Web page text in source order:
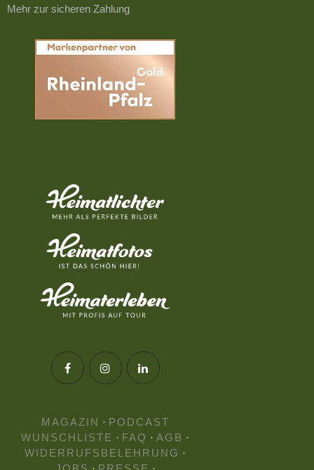
Mehr zur sicheren Zahlung
MAGAZIN · PODCAST
WUNSCHLISTE · FAQ · AGB ·
WIDERRUFSBELEHRUNG ·